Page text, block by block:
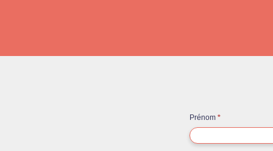
Contact
rapide
Prénom*